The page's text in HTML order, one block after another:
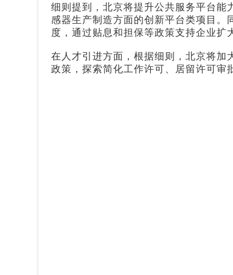
细则提到，北京将提升公共服务平台能
感器生产制造方面的创新平台类项目。
度，通过贴息和担保等政策支持企业扩
在人才引进方面，根据细则，北京将加
政策，探索简化工作许可、居留许可审